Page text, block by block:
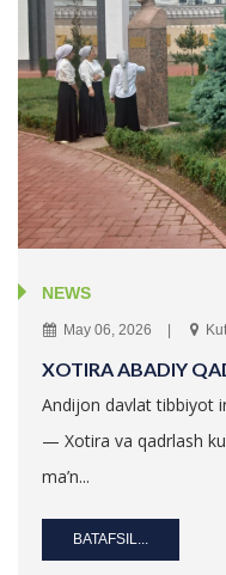
NEWS
May 06, 2026
XOTIRA ABADIY
Andijon davlat tibbiyot
— Xotira va qadrlash
ma’n...
BATAFSIL...